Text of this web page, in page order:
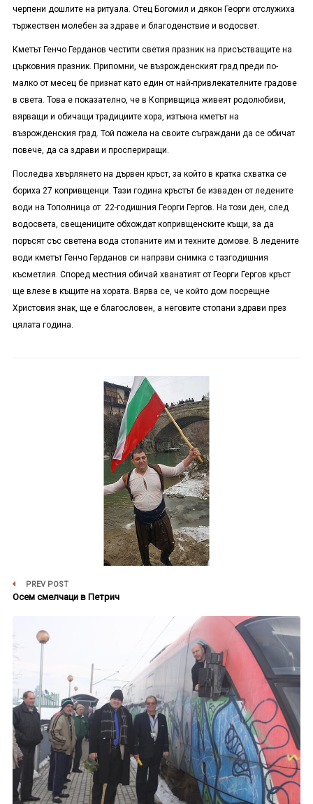
черпени дошлите на ритуала. Отец Богомил и дякон Георги отслужиха
тържествен молебен за здраве и благоденствие и водосвет.
Кметът Генчо Герданов честити светия празник на присъстващите на
църковния празник. Припомни, че възрожденският град преди по-
малко от месец бе признат като един от най-привлекателните градове
в света. Това е показателно, че в Копривщица живеят родолюбиви,
вярващи и обичащи традициите хора, изтъкна кметът на
възрожденския град. Той пожела на своите съграждани да се обичат
повече, да са здрави и проспериращи.
Последва хвърлянето на дървен кръст, за който в кратка схватка се
бориха 27 копривщенци. Тази година кръстът бе изваден от ледените
води на Тополница от 22-годишния Георги Гергов. На този ден, след
водосвета, свещениците обхождат копривщенските къщи, за да
поръсят със светена вода стопаните им и техните домове. В ледените
води кметът Генчо Герданов си направи снимка с тазгодишния
късметлия. Според местния обичай хванатият от Георги Гергов кръст
ще влезе в къщите на хората. Вярва се, че който дом посрещне
Христовия знак, ще е благословен, а неговите стопани здрави през
цялата година.
PREV POST
Осем смелчаци в Петрич